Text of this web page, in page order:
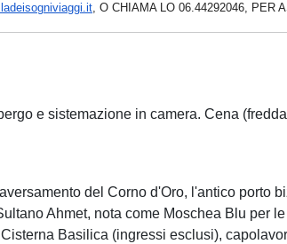
, O CHIAMA LO 06.44292046, PER
e sistemazione in camera. Cena
del Corno d'Oro, l'antico porto
Ahmet, nota come Moschea Blu per
Basilica (ingressi esclusi),